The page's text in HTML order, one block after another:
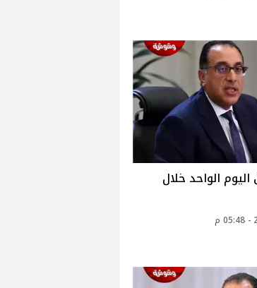
الواحد خلال